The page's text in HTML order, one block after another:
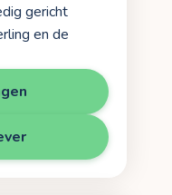
gericht
en de